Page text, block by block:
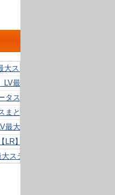
ステータスまとめ！
最大ステータスまとめ！
スまとめ！
とめ！
大ステータスまとめ！
】LV最大ステータスまとめ！
ステータスまとめ！
め！